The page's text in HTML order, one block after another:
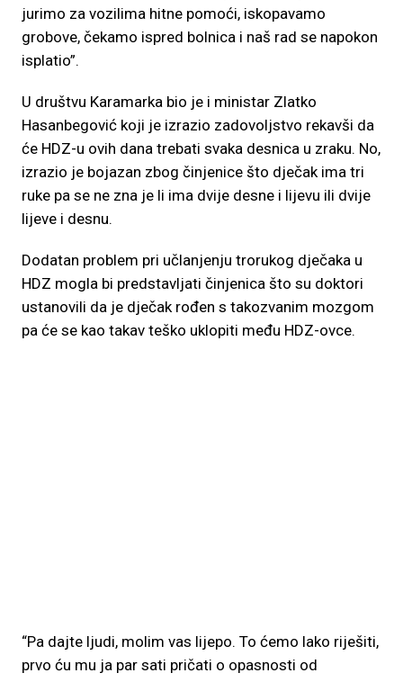
jurimo za vozilima hitne pomoći, iskopavamo
grobove, čekamo ispred bolnica i naš rad se napokon
isplatio”.
U društvu Karamarka bio je i ministar Zlatko
Hasanbegović koji je izrazio zadovoljstvo rekavši da
će HDZ-u ovih dana trebati svaka desnica u zraku. No,
izrazio je bojazan zbog činjenice što dječak ima tri
ruke pa se ne zna je li ima dvije desne i lijevu ili dvije
lijeve i desnu.
Dodatan problem pri učlanjenju trorukog dječaka u
HDZ mogla bi predstavljati činjenica što su doktori
ustanovili da je dječak rođen s takozvanim mozgom
pa će se kao takav teško uklopiti među HDZ-ovce.
“Pa dajte ljudi, molim vas lijepo. To ćemo lako riješiti,
prvo ću mu ja par sati pričati o opasnosti od